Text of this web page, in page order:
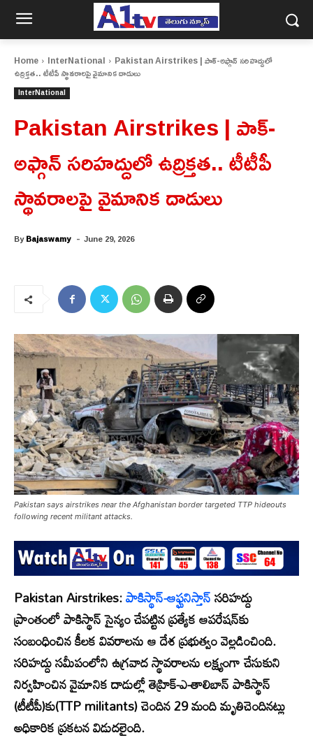
Home InterNational Pakistan Airstrikes | పాక్-అఫ్గాన్ సరిహద్దులో
ఉద్రిక్తత.. టీటీపీ స్థావరాలపై వైమానిక దాడులు
InterNational
Pakistan Airstrikes | పాక్-
అఫ్గాన్ సరిహద్దులో ఉద్రిక్తత.. టీటీపీ
స్థావరాలపై వైమానిక దాడులు
ByBajaswamy - June 29, 2026
Pakistan says airstrikes near the Afghanistan border targeted TTP hideouts
following recent militant attacks.
Pakistan Airstrikes:పాకిస్థాన్-ఆఫ్ఘనిస్తాన్సరిహద్దు
ప్రాంతంలో పాకిస్థాన్ సైన్యం చేపట్టిన ప్రత్యేక ఆపరేషన్‌కు
సంబంధించిన కీలక వివరాలను ఆ దేశ ప్రభుత్వం వెల్లడించింది.
సరిహద్దు సమీపంలోని ఉగ్రవాద స్థావరాలను లక్ష్యంగా చేసుకుని
నిర్వహించిన వైమానిక దాడుల్లో తెహ్రిక్-ఎ-తాలిబాన్ పాకిస్థాన్
(టీటీపీ)కు(TTP militants) చెందిన 29 మంది మృతిచెందినట్లు
అధికారిక ప్రకటన విడుదలైంది.